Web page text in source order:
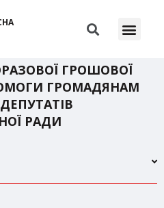
ГРОШОВОЇ
ГРОМАДЯНАМ
РАДИ